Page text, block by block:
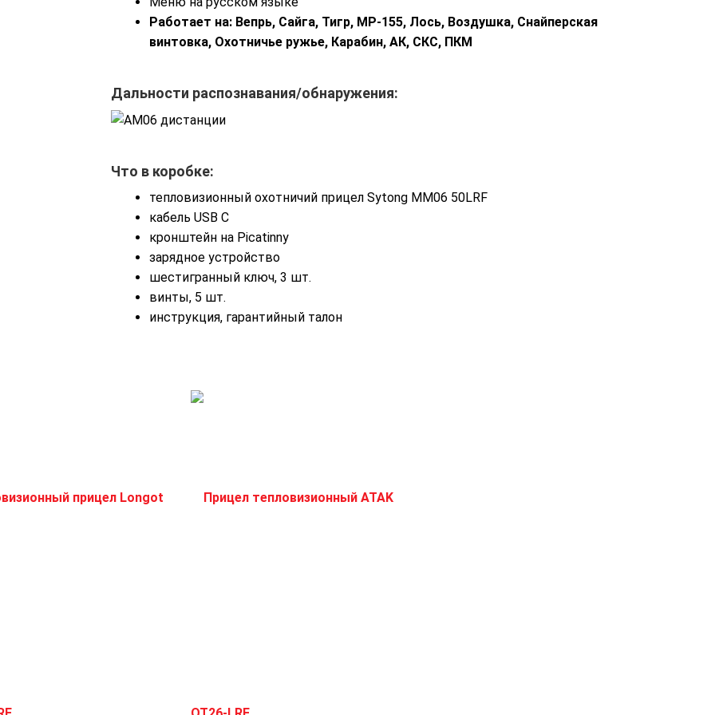
Работает на: Вепрь, Сайга, Тигр, МР-155, Лось, Воздушка, Снайперская
винтовка, Охотничье ружье, Карабин, АК, СКС, ПКМ
Дальности распознавания/обнаружения:
Что в коробке:
тепловизионный охотничий прицел Sytong MM06 50LRF
кабель USB C
кронштейн на Picatinny
зарядное устройство
шестигранный ключ, 3 шт.
винты, 5 шт.
инструкция, гарантийный талон